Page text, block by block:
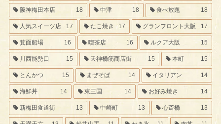
阪神梅田本店 18 中津 18 食べ放題 18
人気スイーツ店 17 たこ焼き 17 グランフロント大阪 17
箕面船場 16 喫茶店 16 ルクア大阪 15
川西能勢口 15 天神橋筋商店街 15 本町 15
とんかつ 15 まぜそば 14 イタリアン 14
海鮮丼 14 東三国 14 お好み焼き 14
新梅田食道街 13 中崎町 13 心斎橋 13